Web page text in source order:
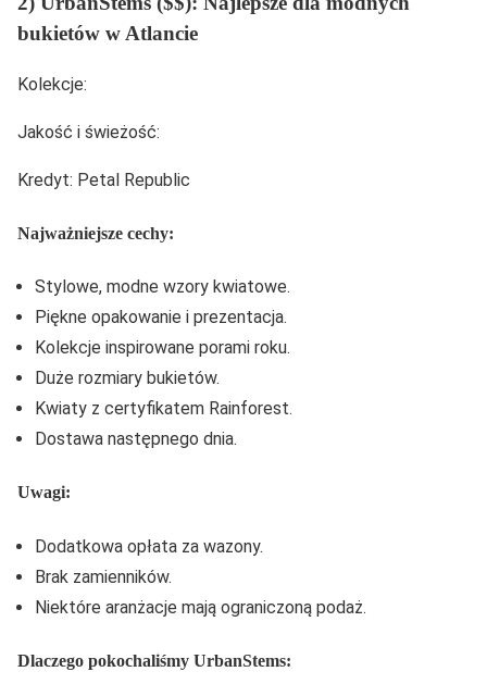
bukietów w Atlancie
Kolekcje:
Jakość i świeżość:
Kredyt: Petal Republic
Najważniejsze cechy:
Stylowe, modne wzory kwiatowe.
Piękne opakowanie i prezentacja.
Kolekcje inspirowane porami roku.
Duże rozmiary bukietów.
Kwiaty z certyfikatem Rainforest.
Dostawa następnego dnia.
Uwagi:
Dodatkowa opłata za wazony.
Brak zamienników.
Niektóre aranżacje mają ograniczoną podaż.
Dlaczego pokochaliśmy UrbanStems: